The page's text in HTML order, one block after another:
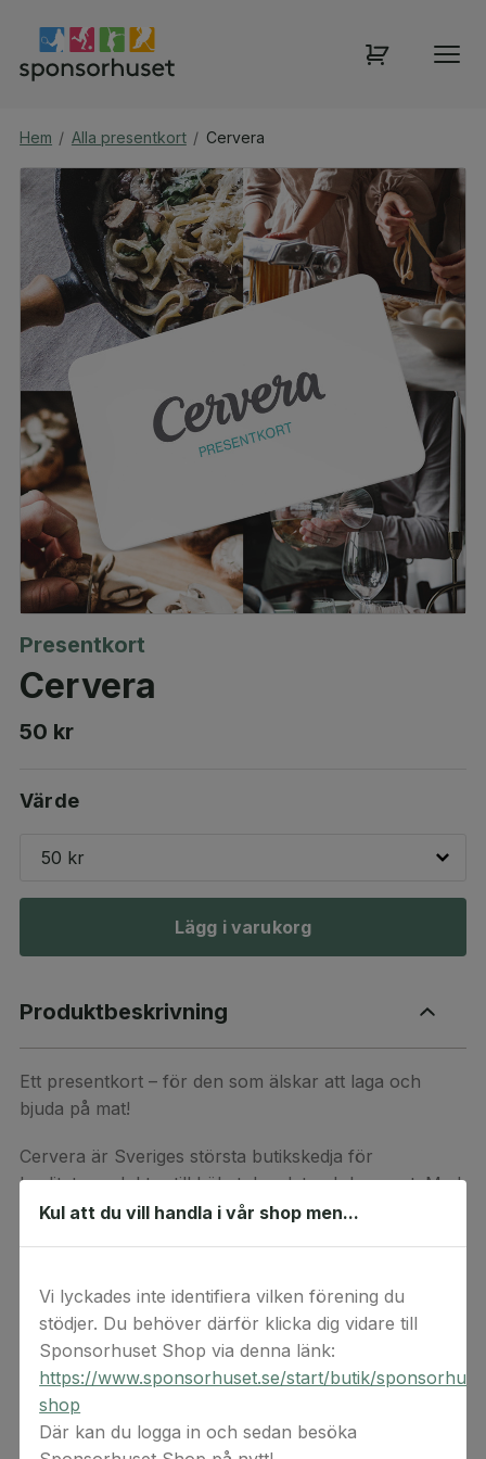
Hem / Alla presentkort / Cervera
Presentkort
Cervera
50 kr
Värde
50 kr
Lägg i varukorg
Produktbeskrivning
Ett presentkort – för den som älskar att laga och
bjuda på mat!
Cervera är Sveriges största butikskedja för
kvalitetsprodukter till köket, bordet och hemmet. Med
ett presentkort på Cervera kan hemmakocken eller
butiker och online. Giltig i 3 år från
beställningsdatum.
Detta är en digital produkt. Digital(a) värdekod(er)
levereras via e-post. Observera att ångerrätten inte
gäller för beställningar av digital(a) värdekod(er) då
Kul att du vill handla i vår shop men...
Vi lyckades inte identifiera vilken förening du
stödjer. Du behöver därför klicka dig vidare till
Sponsorhuset Shop via denna länk:
https://www.sponsorhuset.se/start/butik/
shop
Där kan du logga in och sedan besöka